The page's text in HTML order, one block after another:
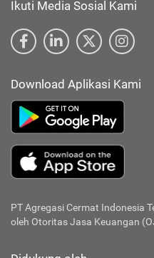
Ikuti Media Sosial Kami
Download Aplikasi Kami
PT Agregasi Cermat Indonesia
oleh Otoritas Jasa Keuangan